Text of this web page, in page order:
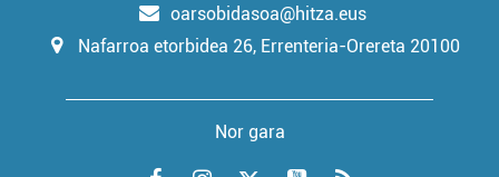
oarsobidasoa@hitza.eus
Nafarroa etorbidea 26, Errenteria-Orereta 20100
Nor gara